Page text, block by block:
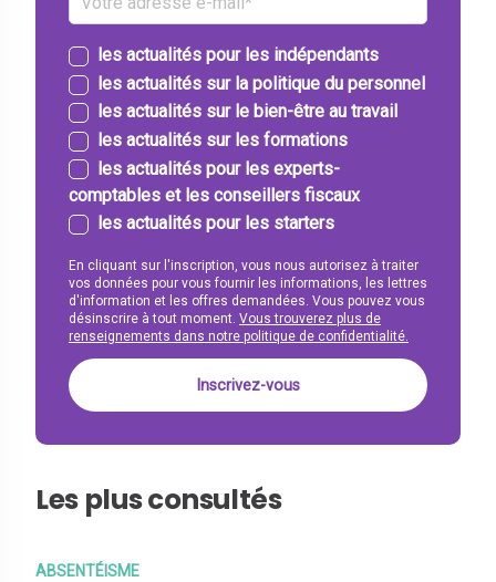
les actualités pour les indépendants
les actualités sur la politique du personnel
les actualités sur le bien-être au travail
les actualités sur les formations
les actualités pour les experts-
comptables et les conseillers fiscaux
les actualités pour les starters
En cliquant sur l'inscription, vous nous autorisez à traiter
vos données pour vous fournir les informations, les lettres
d'information et les offres demandées. Vous pouvez vous
désinscrire à tout moment. Vous trouverez plus de
renseignements dans notre politique de confidentialité.
Les plus consultés
ABSENTÉISME